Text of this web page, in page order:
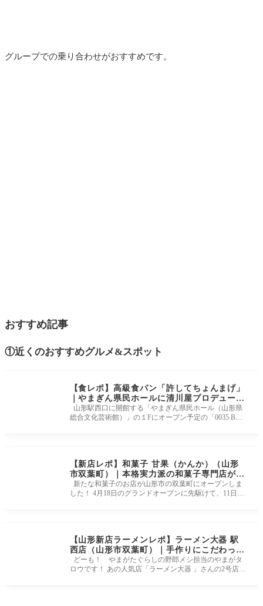
グループでの乗り合わせがおすすめです。
おすすめ記事
①近くのおすすめグルメ&スポット
【食レポ】高級食パン「許してちょんまげ」
｜やまぎん県民ホールに清川屋プロデュース
のNEWショップがオープン!！
山形駅西口に開館する「やまぎん県民ホール（山形県
総合文化芸術館）」の１Fにオープン予定の「0035 BY
【新店レポ】和菓子 甘果（かんか）（山形
市双葉町）｜本格実力派の和菓子専門店がオ
ープン！
新たな和菓子のお店が山形市の双葉町にオープンしま
した！ 4月18日のグランドオープンに先駆けて、11日～
【山形新店ラーメンレポ】ラーメン大器 駅
西店（山形市双葉町）｜手作りにこだわった
一杯を！
どーも！ やまがたぐらしの野郎メシ担当のやまがタ
ロウです！ あの人気店「ラーメン大器 」さんの2号店が